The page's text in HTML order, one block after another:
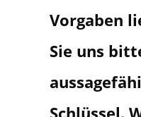
Vorgaben
Sie uns
Schlüssel.